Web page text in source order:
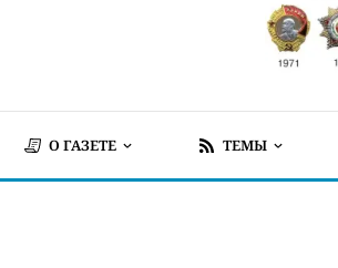
О ГАЗЕТЕ ТЕМЫ